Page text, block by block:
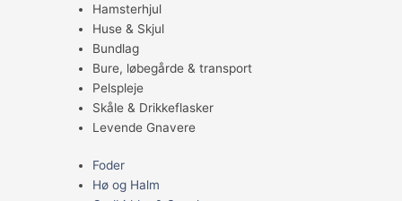
Hamsterhjul
Huse & Skjul
Bundlag
Bure, løbegårde & transport
Pelspleje
Skåle & Drikkeflasker
Levende Gnavere
Foder
Hø og Halm